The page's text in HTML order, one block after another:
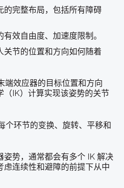
的完整布局，包括所有障碍
有效自由度、加速度限制。
关节的位置和方向如何随着
端效应器的目标位置和方向
（IK）计算实现该姿势的关节
个环节的变换、旋转、平移和
姿势，通常都会有多个 IK 解决
虑连续性和避障的前提下从中